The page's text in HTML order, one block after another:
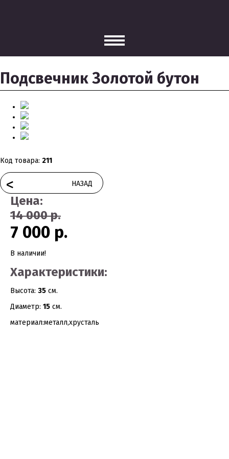
Подсвечник Золотой бутон
Код товара: 211
< НАЗАД
Цена:
14 000 р.
7 000 р.
В наличии!
Характеристики:
Высота: 35 см.
Диаметр: 15 см.
материал:металл,хрусталь